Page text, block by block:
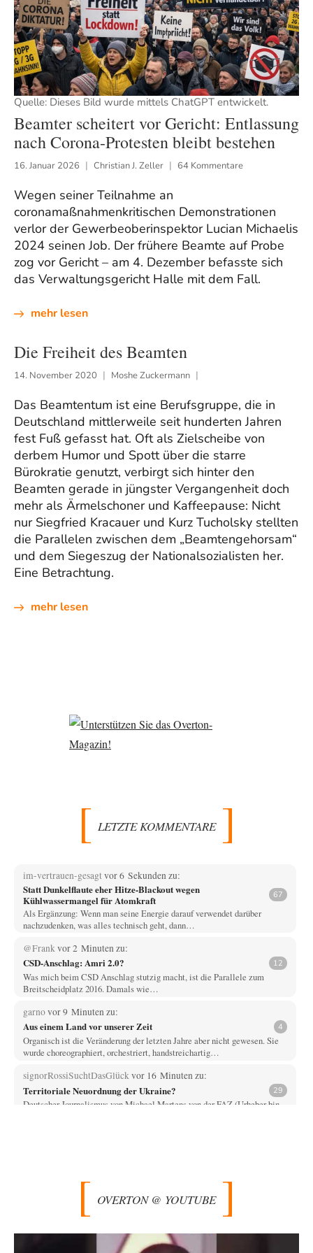
Quelle: Dieses Bild wurde mittels ChatGPT entwickelt.
Beamter scheitert vor Gericht: Entlassung
nach Corona-Protesten bleibt bestehen
16. Januar 2026 Christian J. Zeller 64 Kommentare
Wegen seiner Teilnahme an
coronamaßnahmenkritischen Demonstrationen
verlor der Gewerbeoberinspektor Lucian Michaelis
2024 seinen Job. Der frühere Beamte auf Probe
zog vor Gericht – am 4. Dezember befasste sich
das Verwaltungsgericht Halle mit dem Fall.
mehr lesen
Die Freiheit des Beamten
14. November 2020 Moshe Zuckermann
Das Beamtentum ist eine Berufsgruppe, die in
Deutschland mittlerweile seit hunderten Jahren
fest Fuß gefasst hat. Oft als Zielscheibe von
derbem Humor und Spott über die starre
Bürokratie genutzt, verbirgt sich hinter den
Beamten gerade in jüngster Vergangenheit doch
mehr als Ärmelschoner und Kaffeepause: Nicht
nur Siegfried Kracauer und Kurz Tucholsky stellten
die Parallelen zwischen dem „Beamtengehorsam“
und dem Siegeszug der Nationalsozialisten her.
Eine Betrachtung.
mehr lesen
LETZTE KOMMENTARE
im-vertrauen-gesagt vor 6 Sekunden zu:
Statt Dunkelflaute eher Hitze-Blackout wegen
Kühlwassermangel für Atomkraft
67
Als Ergänzung: Wenn man seine Energie darauf verwendet darüber
nachzudenken, was alles technisch geht, dann…
@Frankvor 2 Minuten zu:
CSD-Anschlag: Amri 2.0? 12
Was mich beim CSD Anschlag stutzig macht, ist die Parallele zum
Breitscheidplatz 2016. Damals wie…
garnovor 9 Minuten zu:
Aus einem Land vor unserer Zeit 4
Organisch ist die Veränderung der letzten Jahre aber nicht gewesen. Sie
wurde choreographiert, orchestriert, handstreichartig…
signorRossiSuchtDasGlückvor 16 Minuten zu:
Territoriale Neuordnung der Ukraine? 29
Deutscher Journalismus von Michael Martens von der FAZ (Urheber bin
vor 1 Stunde zu:
Die Macht der KI-Besitzer
Ein online-service, respektive dessen App, bringt den Computer des
Autors zuverlässig zum Absturz? Wie nutzt…
OVERTON @ YOUTUBE